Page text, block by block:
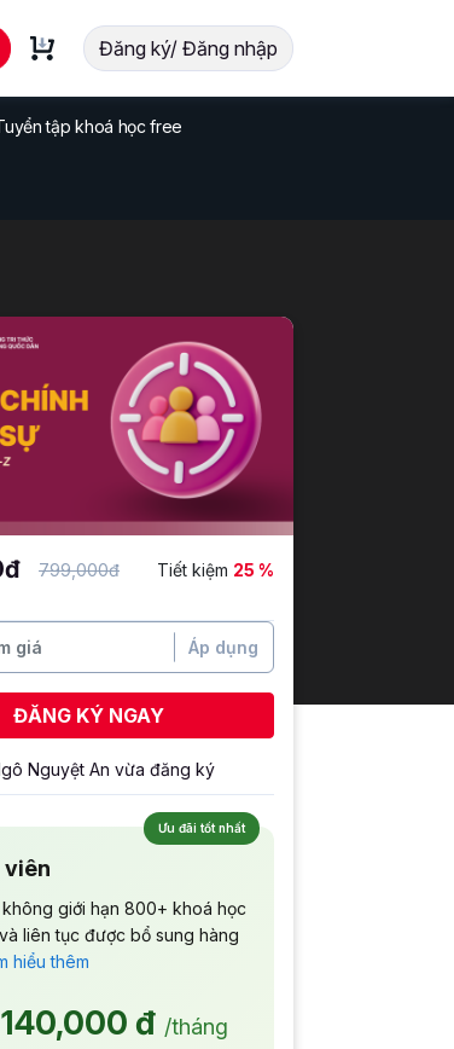
Đăng ký/ Đăng nhập
tập khoá học free
799,000đ Tiết kiệm 25 %
Áp dụng
ĐĂNG KÝ NGAY
Ưu đãi tốt nhất
viên
giới hạn 800+ khoá học
liên tục được bổ sung hàng
hiểu thêm
140,000 đ /tháng